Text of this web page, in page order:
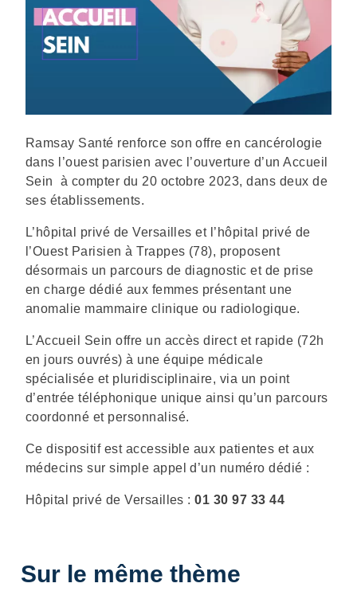
Description
Ramsay Santé renforce son offre en cancérologie
dans l’ouest parisien avec l’ouverture d’un Accueil
Sein à compter du 20 octobre 2023, dans deux de
ses établissements.
L’hôpital privé de Versailles et l’hôpital privé de
l’Ouest Parisien à Trappes (78), proposent
désormais un parcours de diagnostic et de prise
en charge dédié aux femmes présentant une
anomalie mammaire clinique ou radiologique.
L’Accueil Sein offre un accès direct et rapide (72h
en jours ouvrés) à une équipe médicale
spécialisée et pluridisciplinaire, via un point
d’entrée téléphonique unique ainsi qu’un parcours
coordonné et personnalisé.
Ce dispositif est accessible aux patientes et aux
médecins sur simple appel d’un numéro dédié :
Hôpital privé de Versailles :01 30 97 33 44
Sur le même thème